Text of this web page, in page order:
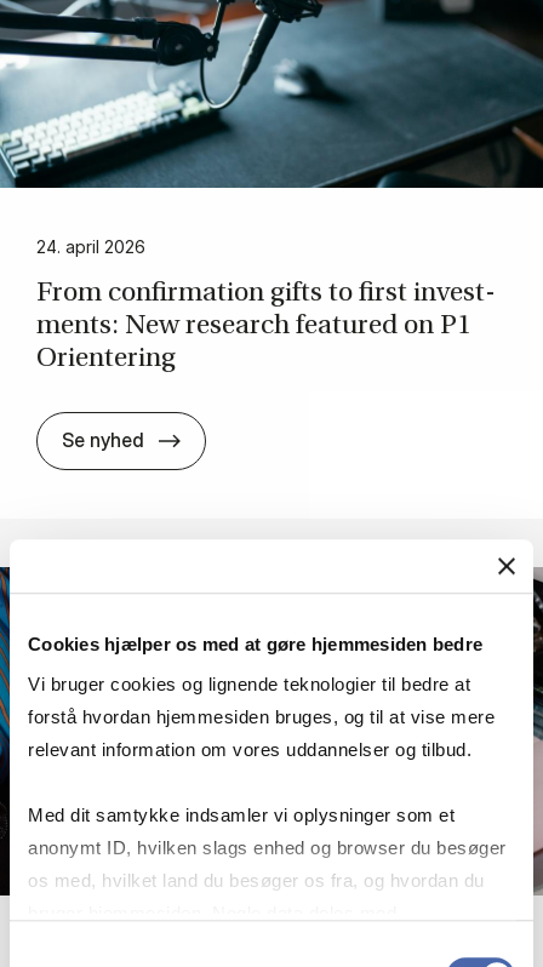
Cookies hjælper os med at gøre hjemmesiden bedre
Vi bruger cookies og lignende teknologier til bedre at
forstå hvordan hjemmesiden bruges, og til at vise mere
relevant information om vores uddannelser og tilbud.
Med dit samtykke indsamler vi oplysninger som et
anonymt ID, hvilken slags enhed og browser du besøger
os med, hvilket land du besøger os fra, og hvordan du
24. april 2026
From con­fir­ma­tion gifts to first in­ve­st­
ments: New re­search fe­a­tu­red on P1
Ori­en­te­ring
Se nyhed From con­fir­ma­tion gifts to first